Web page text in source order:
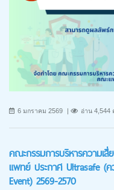
6 มกราคม 2569 อ่าน 4,544
คณะกรรมการบริหารความเ
แพทย์ ประกาศ Ultrasafe (
Event) 2569-2570